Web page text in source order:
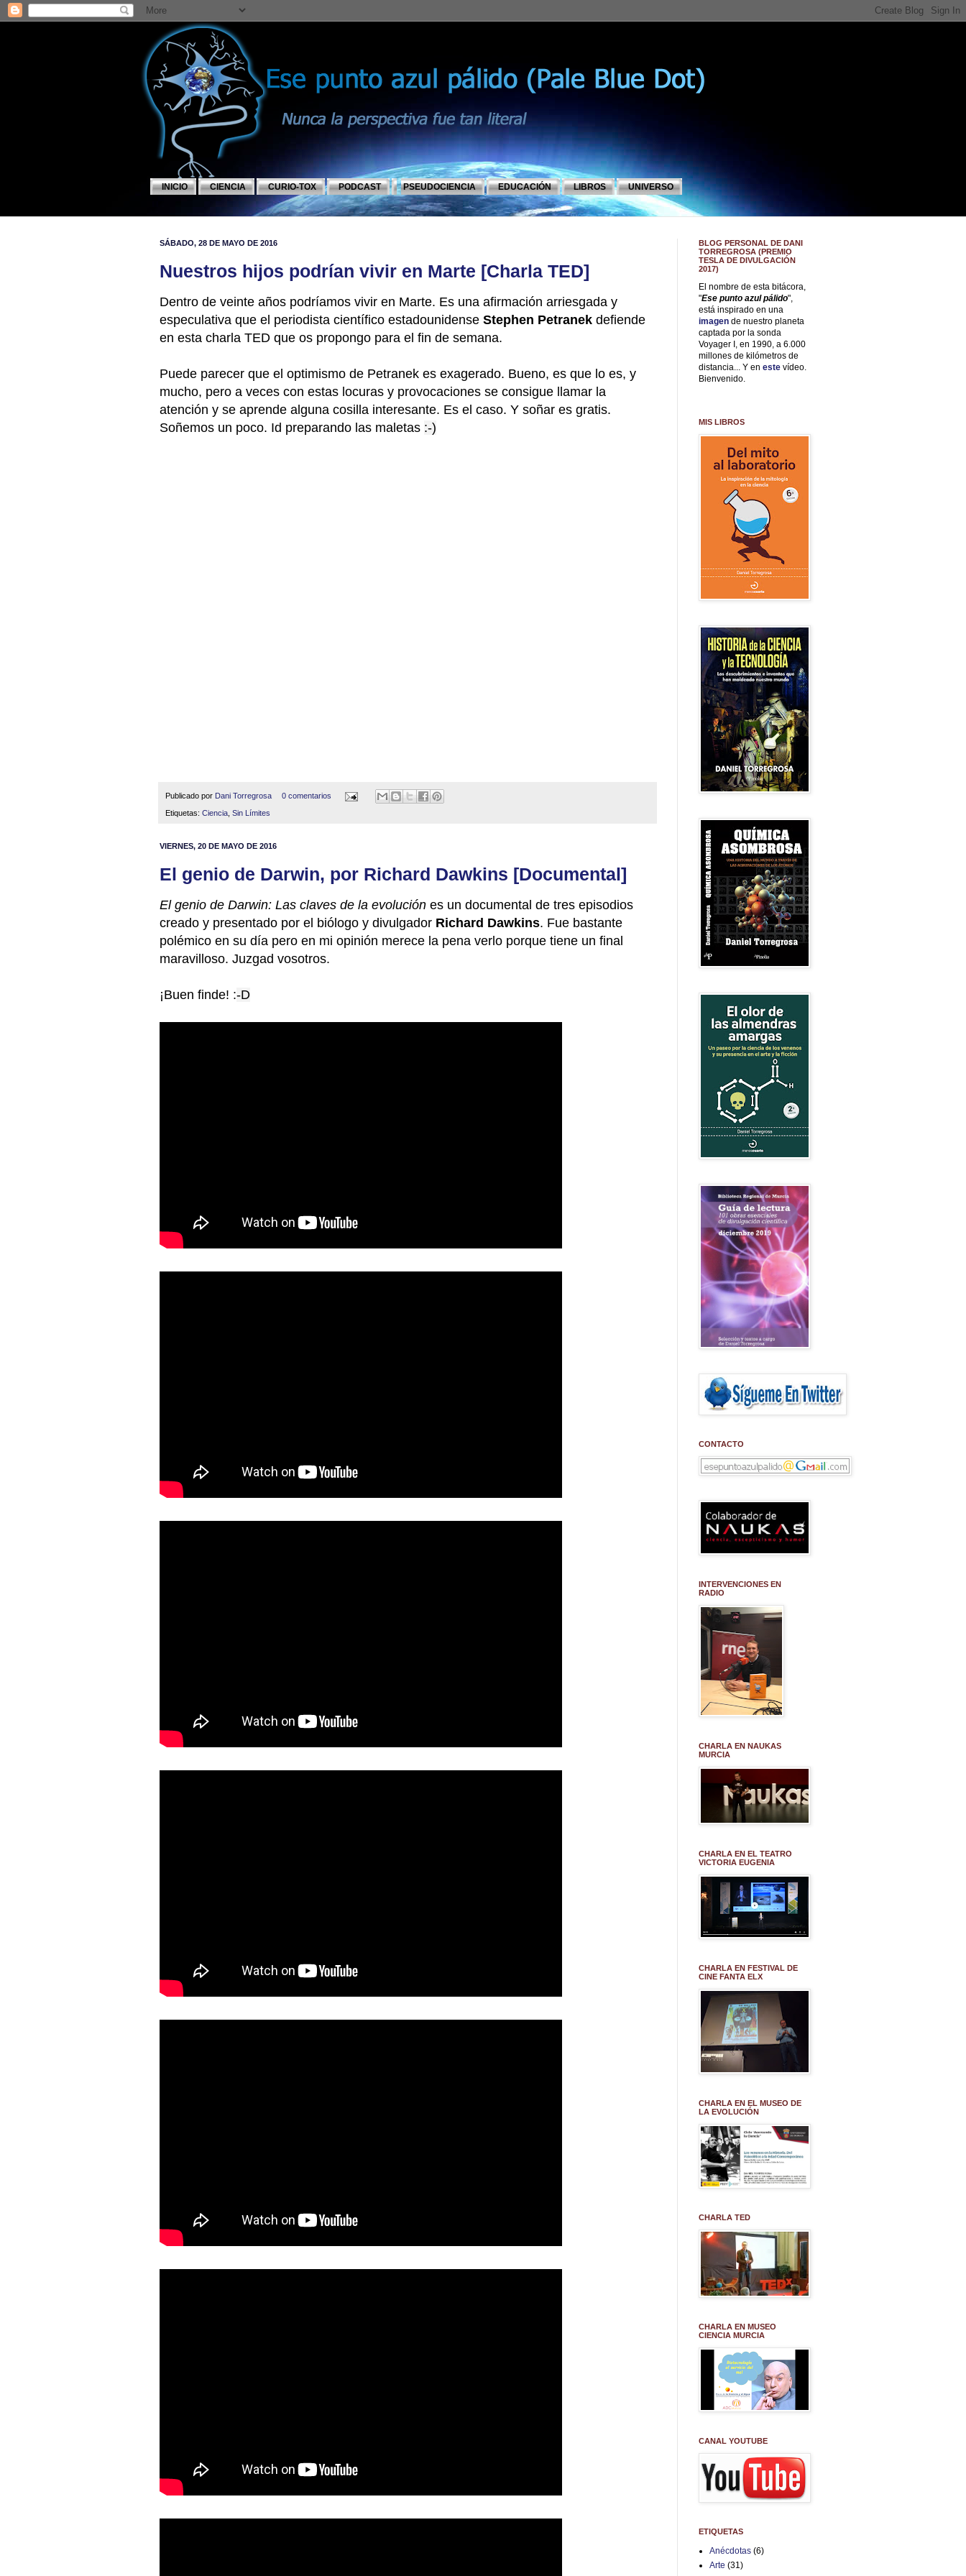
INICIO CIENCIA CURIO-TOX PODCAST PSEUDOCIENCIA EDUCACIÓN LIBROS UNIVERSO
SÁBADO, 28 DE MAYO DE 2016
Nuestros hijos podrían vivir en Marte [Charla TED]
Dentro de veinte años podríamos vivir en Marte. Es una afirmación arriesgada y
especulativa que el periodista científico estadounidense Stephen Petranek defiende
en esta charla TED que os propongo para el fin de semana.
Puede parecer que el optimismo de Petranek es exagerado. Bueno, es que lo es, y
mucho, pero a veces con estas locuras y provocaciones se consigue llamar la
atención y se aprende alguna cosilla interesante. Es el caso. Y soñar es gratis.
Soñemos un poco. Id preparando las maletas :-)
Publicado por Dani Torregrosa 0 comentarios
Etiquetas: Ciencia Sin Límites
VIERNES, 20 DE MAYO DE 2016
El genio de Darwin, por Richard Dawkins [Documental]
El genio de Darwin: Las claves de la evolución es un documental de tres episodios
creado y presentado por el biólogo y divulgador Richard Dawkins. Fue bastante
polémico en su día pero en mi opinión merece la pena verlo porque tiene un final
maravilloso. Juzgad vosotros.
¡Buen finde! :-D
BLOG PERSONAL DE DANI
TORREGROSA (PREMIO
TESLA DE DIVULGACIÓN
2017)
El nombre de esta bitácora,
"Ese punto azul pálido",
está inspirado en una
imagen de nuestro planeta
captada por la sonda
Voyager I, en 1990, a 6.000
millones de kilómetros de
distancia... Y en este vídeo.
Bienvenido.
MIS LIBROS
CONTACTO
INTERVENCIONES EN
RADIO
CHARLA EN NAUKAS
MURCIA
CHARLA EN EL TEATRO
VICTORIA EUGENIA
CHARLA EN FESTIVAL DE
CINE FANTA ELX
CHARLA EN EL MUSEO DE
LA EVOLUCIÓN
CHARLA TED
CHARLA EN MUSEO
CIENCIA MURCIA
CANAL YOUTUBE
ETIQUETAS
Anécdotas (6)
Arte (31)